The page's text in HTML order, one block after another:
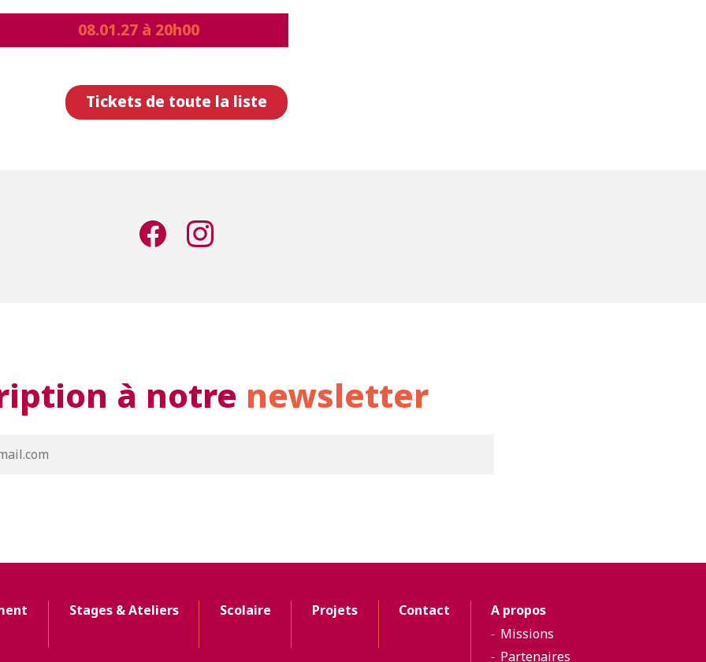
08.01.27 à 20h00
Tickets de toute la liste
à notre newsletter
Stages & Ateliers Scolaire Projets Contact
A propos
Missions
Partenaires